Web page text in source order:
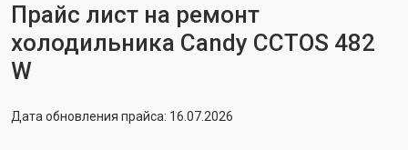
Прайс лист на ремонт
холодильника Candy CCTOS 482
W
Дата обновления прайса: 16.07.2026